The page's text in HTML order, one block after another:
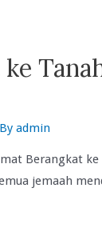
admin
Berangkat
jemaah